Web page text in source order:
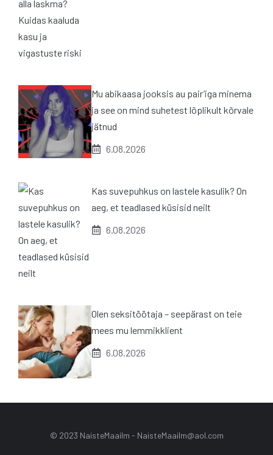
Mu abikaasa jooksis au pair’iga minema
ja see on mind suhetest lõplikult kõrvale
jätnud
6.08.2026
Kas suvepuhkus on lastele kasulik? On
aeg, et teadlased küsisid neilt
6.08.2026
Olen seksitöötaja – seepärast on teie
mees mu lemmikklient
6.08.2026
© 2023 NaisteMaailm - NaisteMaailm@aol.com